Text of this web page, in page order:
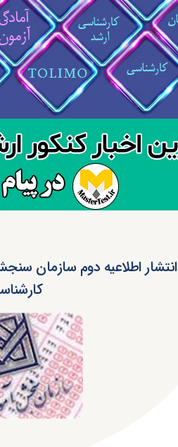
انتشار اطلاعیه‌ دوم سازمان‌